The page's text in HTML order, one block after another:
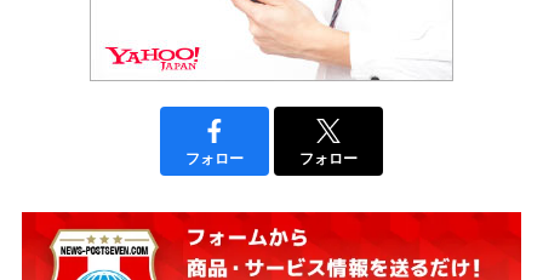
フォロー フォロー